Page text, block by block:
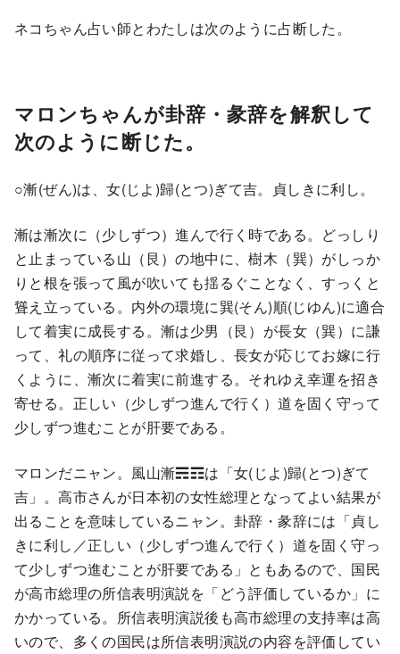
ネコちゃん占い師とわたしは次のように占断した。
マロンちゃんが卦辞・彖辞を解釈して
次のように断じた。
○漸(ぜん)は、女(じよ)歸(とつ)ぎて吉。貞しきに利し。
漸は漸次に（少しずつ）進んで行く時である。どっしり
と止まっている山（艮）の地中に、樹木（巽）がしっか
りと根を張って風が吹いても揺るぐことなく、すっくと
聳え立っている。内外の環境に巽(そん)順(じゆん)に適合
して着実に成長する。漸は少男（艮）が長女（巽）に謙
って、礼の順序に従って求婚し、長女が応じてお嫁に行
くように、漸次に着実に前進する。それゆえ幸運を招き
寄せる。正しい（少しずつ進んで行く）道を固く守って
少しずつ進むことが肝要である。
マロンだニャン。風山漸☴☶は「女(じよ)歸(とつ)ぎて
吉」。高市さんが日本初の女性総理となってよい結果が
出ることを意味しているニャン。卦辞・彖辞には「貞し
きに利し／正しい（少しずつ進んで行く）道を固く守っ
て少しずつ進むことが肝要である」ともあるので、国民
が高市総理の所信表明演説を「どう評価しているか」に
かかっている。所信表明演説後も高市総理の支持率は高
いので、多くの国民は所信表明演説の内容を評価してい